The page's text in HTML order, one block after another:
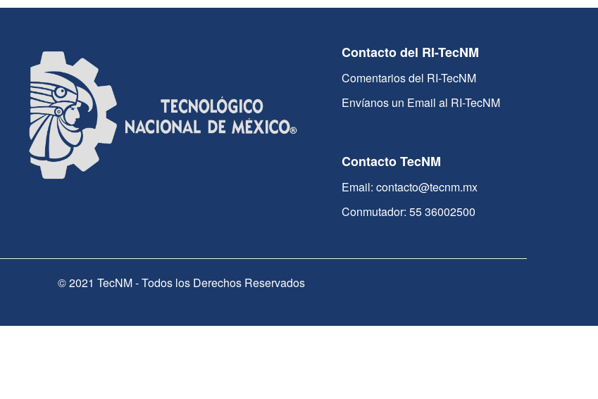
Contacto del RI-TecNM
Comentarios del RI-TecNM
Envíanos un Email al RI-TecNM
Contacto TecNM
Email: contacto@tecnm.mx
Conmutador: 55 36002500
© 2021 TecNM - Todos los Derechos Reservados